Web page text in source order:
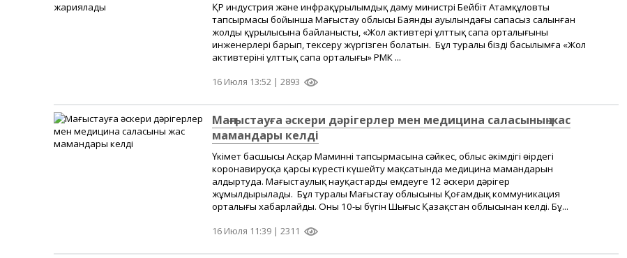
ҚР индустрия және инфрақұрылымдық даму министрі Бейбіт Атамқұловтың
тапсырмасы бойынша Маңғыстау облысы Баянды ауылындағы сапасыз салынған
жолдың құрылысына байланысты, «Жол активтері ұлттық сапа орталығының
инженерлері барып, тексеру жүргізген болатын. Бұл туралы біздің басылымға «Жол
активтерінің ұлттық сапа орталығы» РМК ...
16 Июля 13:52 | 2893
Маңғыстауға әскери дәрігерлер мен медицина саласының жас
мамандары келді
Үкімет басшысы Асқар Маминнің тапсырмасына сәйкес, облыс әкімдігі өңірдегі
коронавирусқа қарсы күресті күшейту мақсатында медицина мамандарын
алдыртуда. Маңғыстаулық науқастарды емдеуге 12 әскери дәрігер
жұмылдырылады. Бұл туралы Маңғыстау облысының Қоғамдық коммуникация
орталығы хабарлайды. Оның 10-ы бүгін Шығыс Қазақстан облысынан келді. Бұ...
16 Июля 11:39 | 2311